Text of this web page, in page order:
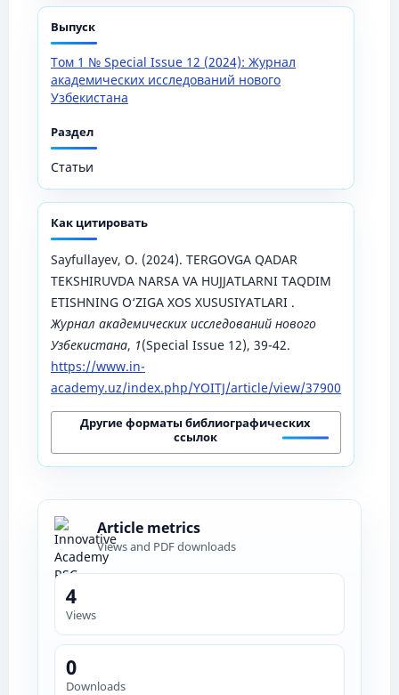
Выпуск
Том 1 № Special Issue 12 (2024): Журнал
академических исследований нового
Узбекистана
Раздел
Статьи
Как цитировать
Sayfullayev, O. (2024). TERGOVGA QADAR
TEKSHIRUVDA NARSA VA HUJJATLARNI TAQDIM
ETISHNING O‘ZIGA XOS XUSUSIYATLARI .
Журнал академических исследований нового
Узбекистана, 1(Special Issue 12), 39-42.
https://www.in-
academy.uz/index.php/YOITJ/article/view/37900
Другие форматы библиографических
ссылок
Article metrics
Views and PDF downloads
4
Views
0
Downloads